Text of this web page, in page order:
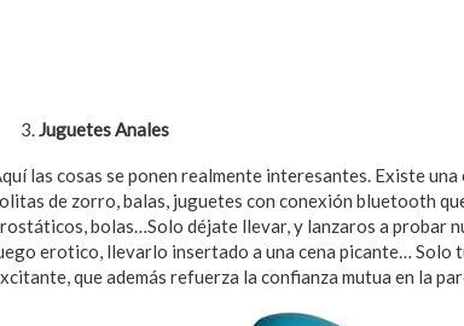
Juguetes Anales
las cosas se ponen realmente interesantes. Existe
de zorro, balas, juguetes con conexión bluetooth
bolas…Solo déjate llevar, y lanzaros a probar
erotico, llevarlo insertado a una cena picante… Solo
que además refuerza la confianza mutua en la